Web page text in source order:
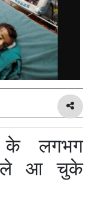
लगभग
आ चुके